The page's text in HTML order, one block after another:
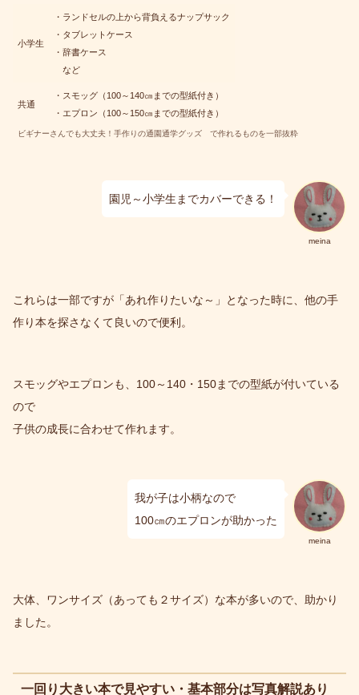
小学生
・ランドセルの上から背負えるナップサック
・タブレットケース
・辞書ケース
など
共通
・スモッグ（100～140㎝までの型紙付き）
・エプロン（100～150㎝までの型紙付き）
ビギナーさんでも大丈夫！手作りの通園通学グッズ で作れるものを一部抜粋
meina
園児～小学生までカバーできる！
これらは一部ですが「あれ作りたいな～」となった時に、他の手
作り本を探さなくて良いので便利。
スモッグやエプロンも、100～140・150までの型紙が付いている
ので
子供の成長に合わせて作れます。
meina
我が子は小柄なので
100㎝のエプロンが助かった
大体、ワンサイズ（あっても２サイズ）な本が多いので、助かり
ました。
一回り大きい本で見やすい・基本部分は写真解説あり